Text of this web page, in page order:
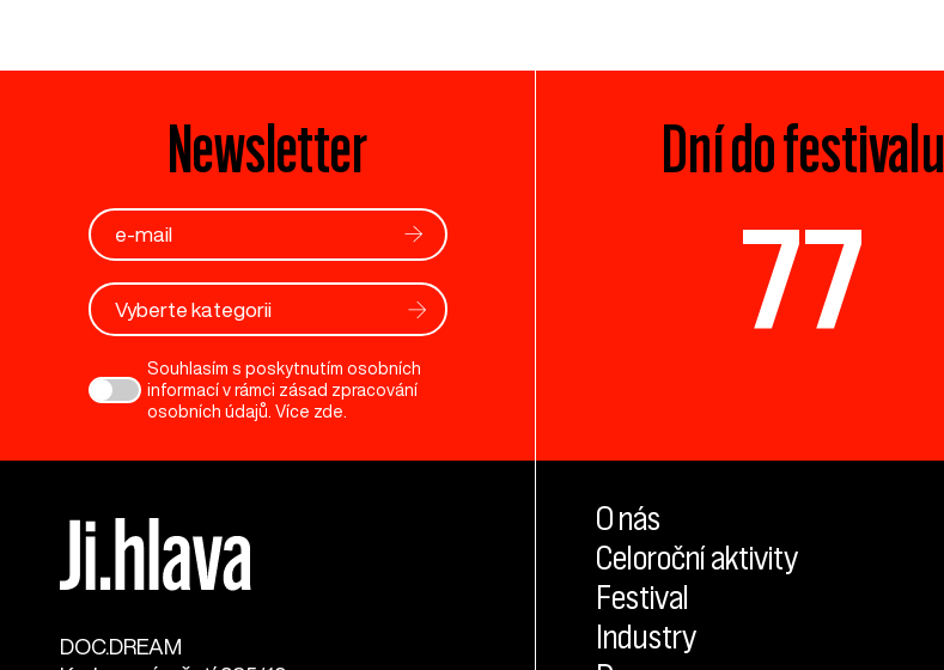
Newsletter
Vyberte kategorii
Souhlasím s poskytnutím osobních
informací v rámci zásad zpracování
osobních údajů. Více zde
Dní do festivalu
77
DOC.DREAM​
O nás
Celoroční aktivity
Festival
Industry